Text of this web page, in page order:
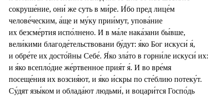
сокруше́ние, они́ же суть в ми́ре. И́бо пред лице́м
челове́ческим, а́ще и му́ку прии́мут, упова́ние
их безсме́ртия испо́лнено. И в ма́ле нака́зани бы́вше,
вели́кими благоде́тельствовани бу́дут: я́ко Бог искуси́ я́,
и обре́те их досто́йны Себе́. Я́ко зла́то в горни́ле искуси́ их:
и я́ко всепло́дие же́ртвенное прия́т я́. И во вре́мя
посеще́ния их возсия́ют, и я́ко и́скры по сте́блию потеку́т.
Су́дят язы́ком и облада́ют людьми́, и воцари́тся Госпо́дь